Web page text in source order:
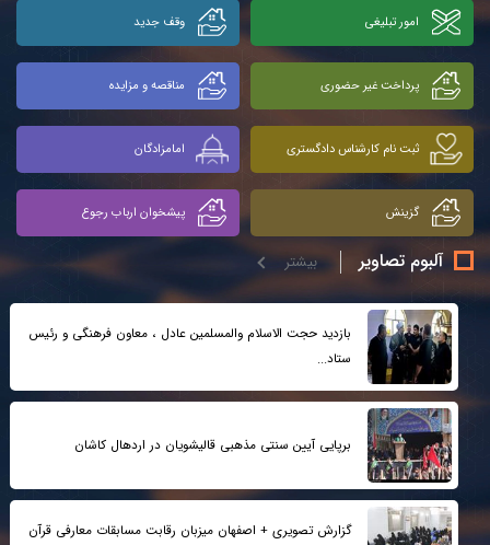
امور تبلیغی وقف جدید
پرداخت غیر حضوری مناقصه و مزایده
ثبت نام کارشناس دادگستری امامزادگان
گزینش پیشخوان ارباب رجوع
آلبوم تصاوير بيشتر
بازدید حجت الاسلام والمسلمین عادل ، معاون فرهنگی و رئیس
ستاد...
برپایی آیین سنتی مذهبی قالیشویان در اردهال کاشان
گزارش تصویری + اصفهان میزبان رقابت مسابقات معارفی قرآن